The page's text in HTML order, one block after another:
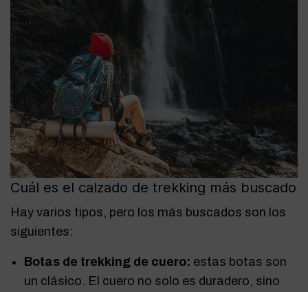
Cuál es el calzado de trekking más buscado
Hay varios tipos, pero los más buscados son los
siguientes:
Botas de trekking de cuero: estas botas son
un clásico. El cuero no solo es duradero, sino